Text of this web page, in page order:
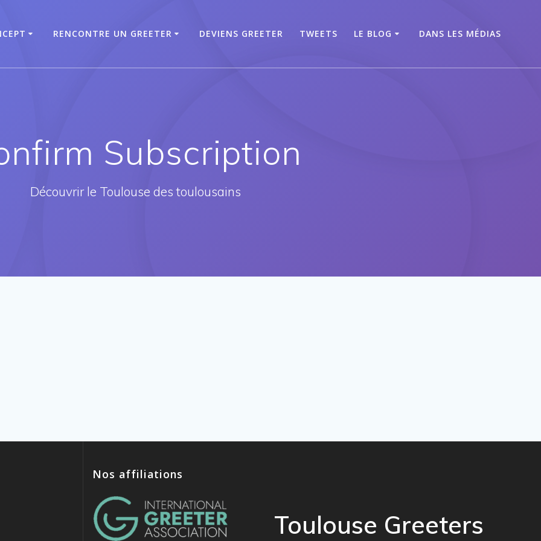
RENCONTRE UN GREETER DEVIENS GREETER TWEETS LE BLOG DANS LES MÉDIAS
Subscription
Découvrir le Toulouse des toulousains
Nos affiliations
Toulouse Greeters